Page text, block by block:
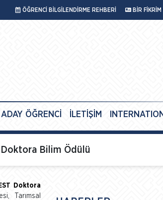
ÖĞRENCİ BİLGİLENDİRME REHBERİ BİR FİKRİM
ADAY ÖĞRENCİ İLETİŞİM
Doktora Bilim Ödülü
Doktora
Tarımsal